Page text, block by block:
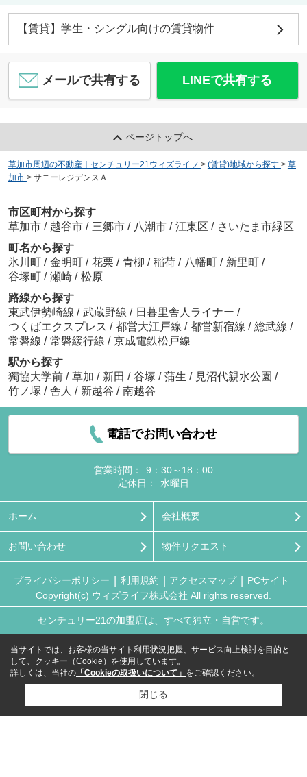
【賃貸】学生・シングル向けの賃貸物件
メールで共有する LINEで共有する
ページトップへ
草加市周辺の不動産｜センチュリー21ウィズライフ > (賃貸)地域から探す > 草
加市 > サニーレジデンスＡ
市区町村から探す
草加市 / 越谷市 / 三郷市 / 八潮市 / 江東区 / さいたま市緑区
町名から探す
氷川町 / 金明町 / 花栗 / 青柳 / 稲荷 / 八幡町 / 新里町 /
谷塚町 / 瀬崎 / 松原
路線から探す
東武伊勢崎線 / 武蔵野線 / 日暮里舎人ライナー /
つくばエクスプレス / 都営大江戸線 / 都営新宿線 / 総武線 /
常磐線 / 常磐緩行線 / 京成電鉄松戸線
駅から探す
獨協大学前 / 草加 / 新田 / 谷塚 / 蒲生 / 見沼代親水公園 /
竹ノ塚 / 舎人 / 新越谷 / 南越谷
電話でお問い合わせ
営業時間：
9：30～18：00
定休日：
水曜日
ホーム 会社概要
お問い合わせ 物件リクエスト
プライバシーポリシー 利用規約 アクセスマップ
PCサイト
Copyright(c) ウィズライフ株式会社 All rights reserved.
センチュリー21の加盟店は、すべて独立・自営です。
当サイトでは、お客様の当サイト利用状況把握、サービス向上検討を目的と
して、クッキー（Cookie）を使用しています。
詳しくは、当社の 「Cookieの取扱いについて」 をご確認ください。
閉じる